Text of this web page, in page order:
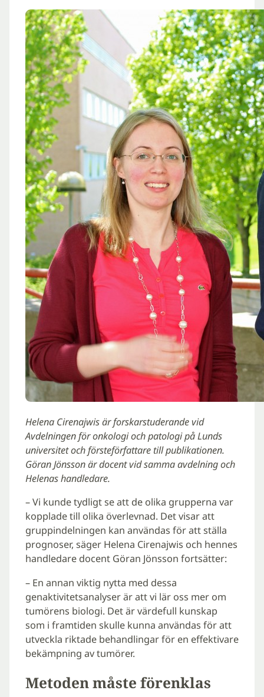
Helena Cirenajwis är forskarstuderande vid
Avdelningen för onkologi och patologi på Lunds
universitet och försteförfattare till publikationen.
Göran Jönsson är docent vid samma avdelning och
Helenas handledare.
– Vi kunde tydligt se att de olika grupperna var
kopplade till olika överlevnad. Det visar att
gruppindelningen kan användas för att ställa
prognoser, säger Helena Cirenajwis och hennes
handledare docent Göran Jönsson fortsätter:
– En annan viktig nytta med dessa
genaktivitetsanalyser är att vi lär oss mer om
tumörens biologi. Det är värdefull kunskap
som i framtiden skulle kunna användas för att
utveckla riktade behandlingar för en effektivare
bekämpning av tumörer.
Metoden måste förenklas